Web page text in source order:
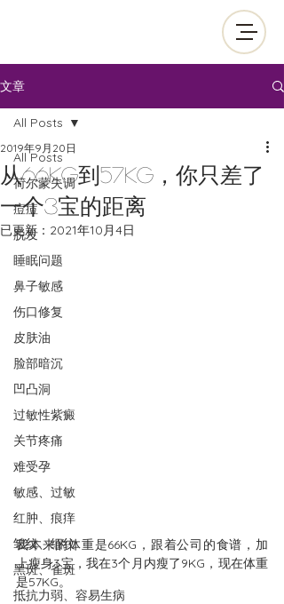
文章
All Posts
荷尔蒙失调
痘痘
脱发
睡眠问题
鼻子敏感
伤口修复
皮肤油
脸部暗沉
凹凸洞
过敏性紫癜
关节疼痛
难受孕
敏感、过敏
红肿、痕痒
皱纹、细纹
黑斑、雀斑
抵抗力弱、容易生病
All Posts
从66kg到57kg，你只差了
一个3宝的距离
2019年9月20日
已更新： 2021年10月4日
我本来的体重是66KG，跟着公司的食谱，加
上瘦身3宝，我在3个月内瘦了9KG，现在体重
是57KG。